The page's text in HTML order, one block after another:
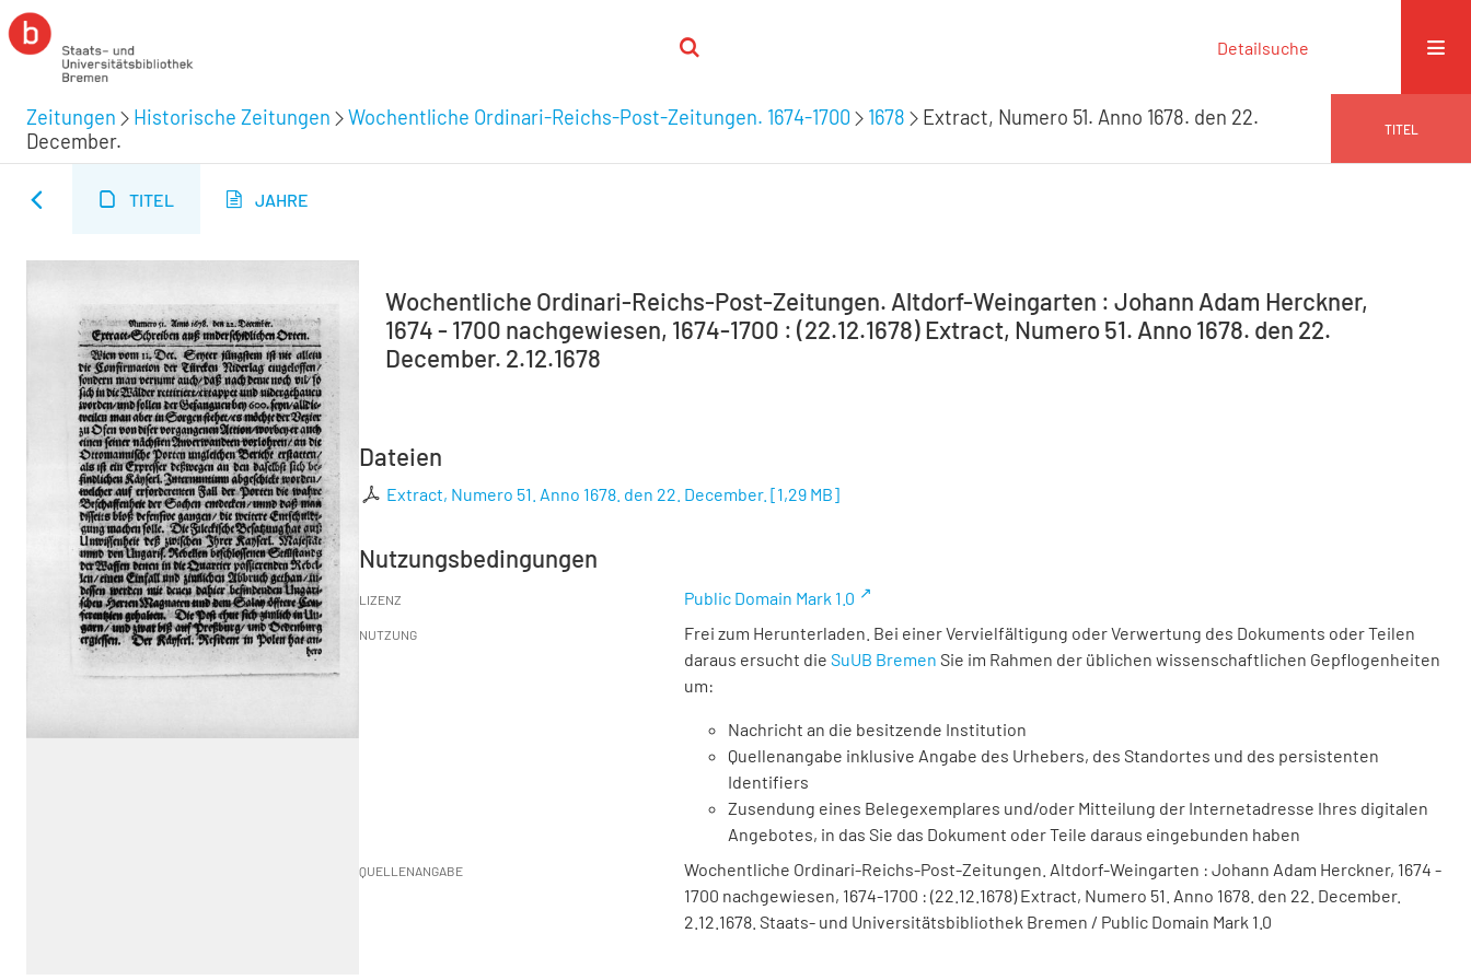
Detailsuche
Zeitungen Historische Zeitungen Wochentliche Ordinari-Reichs-Post-Zeitungen. 1674-1700 1678
Extract, Numero 51. Anno 1678. den 22.
December.
TITEL
TITEL JAHRE
Wochentliche Ordinari-Reichs-Post-Zeitungen. Altdorf-Weingarten : Johann Adam Herckner,
1674 - 1700 nachgewiesen, 1674-1700 : (22.12.1678) Extract, Numero 51. Anno 1678. den 22.
December. 2.12.1678
Dateien
Extract, Numero 51. Anno 1678. den 22. December. [1,29 MB]
Nutzungsbedingungen
LIZENZ Public Domain Mark 1.0
NUTZUNG
Frei zum Herunterladen. Bei einer Vervielfältigung oder Verwertung des Dokuments oder Teilen
daraus ersucht die SuUB Bremen Sie im Rahmen der üblichen wissenschaftlichen Gepflogenheiten
um:
Nachricht an die besitzende Institution
Quellenangabe inklusive Angabe des Urhebers, des Standortes und des persistenten
Identifiers
Zusendung eines Belegexemplares und/oder Mitteilung der Internetadresse Ihres digitalen
Angebotes, in das Sie das Dokument oder Teile daraus eingebunden haben
QUELLENANGABE
Wochentliche Ordinari-Reichs-Post-Zeitungen. Altdorf-Weingarten : Johann Adam Herckner, 1674 -
1700 nachgewiesen, 1674-1700 : (22.12.1678) Extract, Numero 51. Anno 1678. den 22. December.
2.12.1678. Staats- und Universitätsbibliothek Bremen / Public Domain Mark 1.0